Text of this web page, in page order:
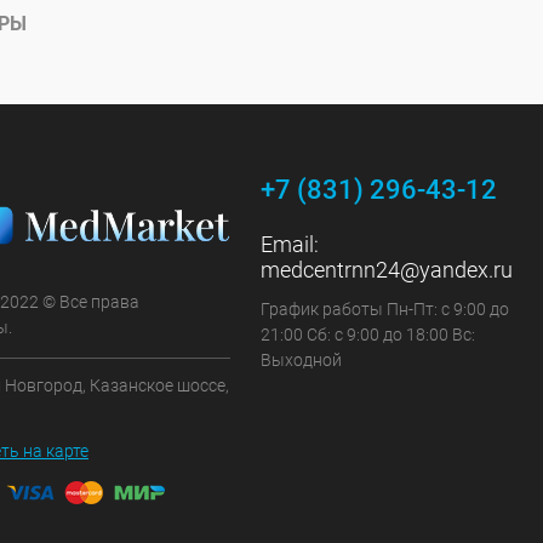
© Все права
Казанское шоссе,
на карте
+7 (831) 296-43-12
Email:
medcentrnn24@yandex.ru
График работы Пн-Пт: с 9:00 до
21:00 Сб: с 9:00 до 18:00 Вс:
Выходной